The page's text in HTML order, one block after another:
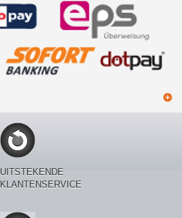
UITSTEKENDE
KLANTENSERVICE